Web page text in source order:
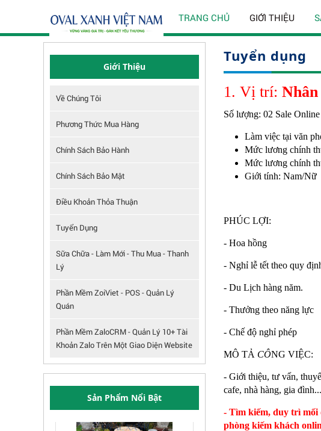
TRANG CHỦ GIỚI THIỆU
Giới Thiệu
Về Chúng Tôi
Phương Thức Mua Hàng
Chính Sách Bảo Hành
Chính Sách Bảo Mật
Điều Khoản Thỏa Thuận
Tuyển Dụng
Sữa Chữa - Làm Mới - Thu Mua - Thanh
Lý
Phần Mềm ZoiViet - POS - Quản Lý
Quán
Phần Mềm ZaloCRM - Quản Lý 10+ Tài
Khoản Zalo Trên Một Giao Diện Website
Sản Phẩm Nổi Bật
Tuyển dụng
1. Vị trí:
Số lượng: 02 Sale
Làm việc tại văn
Mức lương chính
Mức lương chính
Giới tính: Nam/Nữ
PHÚC LỢI:
- Hoa hồng
- Nghỉ lễ tết theo quy
- Du Lịch hàng năm.
- Thưởng theo năng lực
- Chế độ nghỉ phép
MÔ TẢ CÔNG VIỆC:
- Giới thiệu, tư vấn,
cafe, nhà hàng, gia
- Tìm kiếm, duy trì mối
phòng kiếm khách